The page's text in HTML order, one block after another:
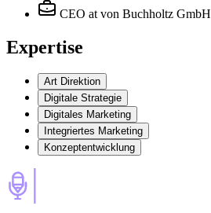
CEO at von Buchholtz GmbH
Expertise
Art Direktion
Digitale Strategie
Digitales Marketing
Integriertes Marketing
Konzeptentwicklung